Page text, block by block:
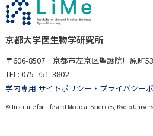
京都大学医生物学研究所
〒606-8507 京都市左京区聖護院川原町53
TEL: 075-751-3802
学内専用 サイトポリシー・プライバシー
© Institute for Life and Medical Sciences, Kyoto